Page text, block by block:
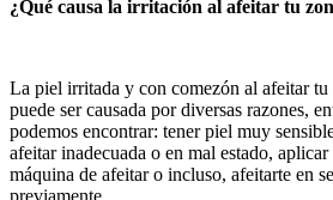
¿Qué causa la irritación al afeitar tu
La piel irritada y con comezón al afeitar tu
puede ser causada por diversas razones,
podemos encontrar: tener piel muy
afeitar inadecuada o en mal estado,
máquina de afeitar o incluso, afeitarte en
previamente.